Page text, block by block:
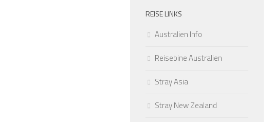
REISE LINKS
Australien Info
Reisebine Australien
Stray Asia
Stray New Zealand